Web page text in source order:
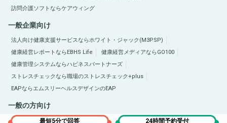
最短5分で回答 24時間予約受付
訪問介護ソフトならケアウィング
一般企業向け
法人向け健康支援サービスならホワイト・ジャック(M3PSP)
健康経営レポートならEBHS Life
健康経営メディアならGO100
健康管理システムならハピネスパートナーズ
ストレスチェックなら職場のストレスチェック+plus
EAPならエムスリーヘルスデザインのEAP
一般の方向け
医療総合サイトQLife（キューライフ） 肥満症総合サイトならひまんラボ